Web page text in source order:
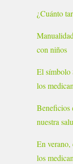
¿Cuánto
con niños
El símbolo
los
Beneficios
nuestra
En verano,
los